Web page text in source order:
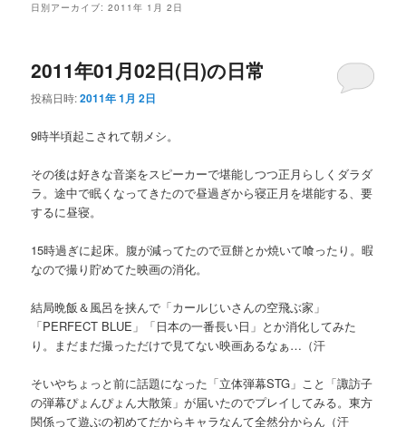
日別アーカイブ:2011年 1月 2日
2011年01月02日(日)の日常
投稿日時:2011年 1月 2日
9時半頃起こされて朝メシ。
その後は好きな音楽をスピーカーで堪能しつつ正月らしくダラダ
ラ。途中で眠くなってきたので昼過ぎから寝正月を堪能する、要
するに昼寝。
15時過ぎに起床。腹が減ってたので豆餅とか焼いて喰ったり。暇
なので撮り貯めてた映画の消化。
結局晩飯＆風呂を挟んで「カールじいさんの空飛ぶ家」
「PERFECT BLUE」「日本の一番長い日」とか消化してみた
り。まだまだ撮っただけで見てない映画あるなぁ…（汗
そいやちょっと前に話題になった「立体弾幕STG」こと「諏訪子
の弾幕ぴょんぴょん大散策」が届いたのでプレイしてみる。東方
関係って遊ぶの初めてだからキャラなんて全然分からん（汗